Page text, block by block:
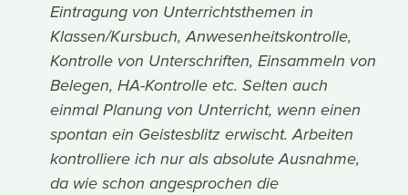
Eintragung von Unterrichtsthemen in
Klassen/Kursbuch, Anwesenheitskontrolle,
Kontrolle von Unterschriften, Einsammeln von
Belegen, HA-Kontrolle etc. Selten auch
einmal Planung von Unterricht, wenn einen
spontan ein Geistesblitz erwischt. Arbeiten
kontrolliere ich nur als absolute Ausnahme,
da wie schon angesprochen die